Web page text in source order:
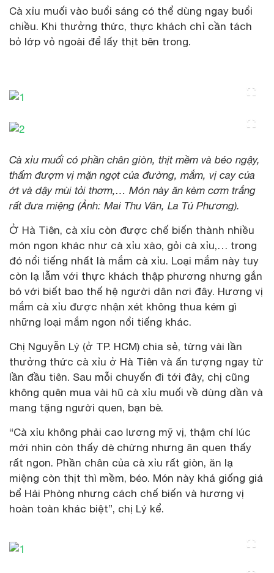
Cà xỉu muối vào buổi sáng có thể dùng ngay buổi
chiều. Khi thưởng thức, thực khách chỉ cần tách
bỏ lớp vỏ ngoài để lấy thịt bên trong.
Cà xỉu muối có phần chân giòn, thịt mềm và béo ngậy,
thấm đượm vị mặn ngọt của đường, mắm, vị cay của
ớt và dậy mùi tỏi thơm,… Món này ăn kèm cơm trắng
rất đưa miệng (Ảnh: Mai Thu Vân, La Tú Phương).
Ở Hà Tiên, cà xỉu còn được chế biến thành nhiều
món ngon khác như cà xỉu xào, gỏi cà xỉu,… trong
đó nổi tiếng nhất là mắm cà xỉu. Loại mắm này tuy
còn lạ lẫm với thực khách thập phương nhưng gắn
bó với biết bao thế hệ người dân nơi đây. Hương vị
mắm cà xỉu được nhận xét không thua kém gì
những loại mắm ngon nổi tiếng khác.
Chị Nguyễn Lý (ở TP. HCM) chia sẻ, từng vài lần
thưởng thức cà xỉu ở Hà Tiên và ấn tượng ngay từ
lần đầu tiên. Sau mỗi chuyến đi tới đây, chị cũng
không quên mua vài hũ cà xỉu muối về dùng dần và
mang tặng người quen, bạn bè.
“Cà xỉu không phải cao lương mỹ vị, thậm chí lúc
mới nhìn còn thấy dè chừng nhưng ăn quen thấy
rất ngon. Phần chân của cà xỉu rất giòn, ăn lạ
miệng còn thịt thì mềm, béo. Món này khá giống giá
bể Hải Phòng nhưng cách chế biến và hương vị
hoàn toàn khác biệt”, chị Lý kể.